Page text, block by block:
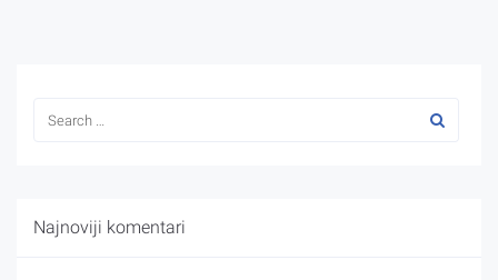
Najnoviji komentari